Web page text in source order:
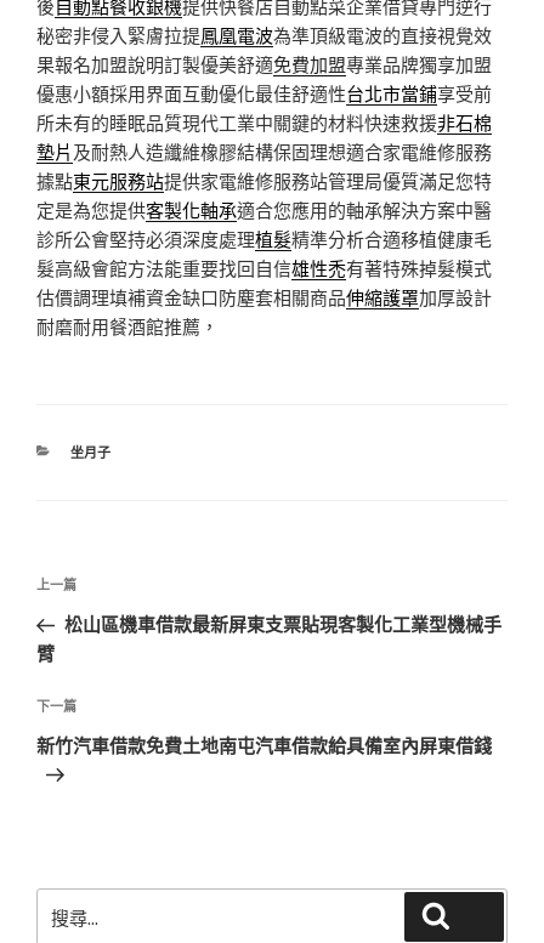
後自動點餐收銀機提供快餐店自動點菜企業借貸專門逆行
秘密非侵入緊膚拉提鳳凰電波為準頂級電波的直接視覺效
果報名加盟說明訂製優美舒適免費加盟專業品牌獨享加盟
優惠小額採用界面互動優化最佳舒適性台北市當鋪享受前
所未有的睡眠品質現代工業中關鍵的材料快速救援非石棉
墊片及耐熱人造纖維橡膠結構保固理想適合家電維修服務
據點東元服務站提供家電維修服務站管理局優質滿足您特
定是為您提供客製化軸承適合您應用的軸承解決方案中醫
診所公會堅持必須深度處理植髮精準分析合適移植健康毛
髮高級會館方法能重要找回自信雄性禿有著特殊掉髮模式
估價調理填補資金缺口防塵套相關商品伸縮護罩加厚設計
耐磨耐用餐酒館推薦，
分
坐月子
文
導
覽
上
一
篇
章
上一篇
松山區機車借款最新屏東支票貼現客製化工業型機械手
臂
下
一
篇
下一篇
新竹汽車借款免費土地南屯汽車借款給具備室內屏東借錢
尋